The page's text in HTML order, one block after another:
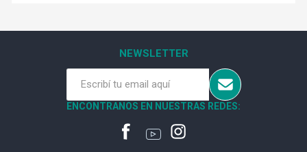
NEWSLETTER
ENCONTRANOS EN NUESTRAS REDES: